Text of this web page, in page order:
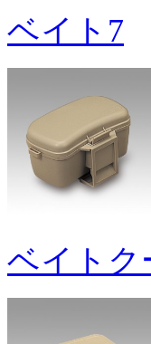
ベイト7
ベイトク